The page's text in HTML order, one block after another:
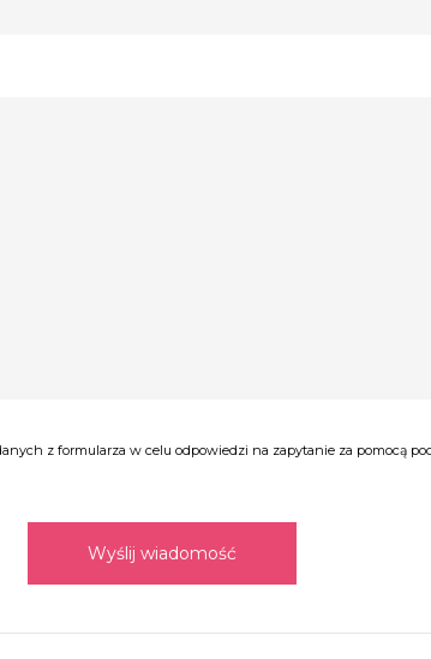
z formularza w celu odpowiedzi na zapytanie za pomocą
Wyślij wiadomość